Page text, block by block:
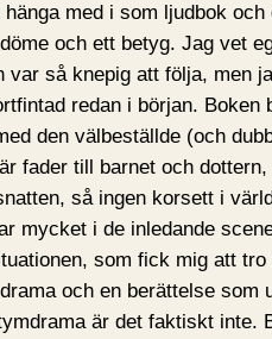
hänga med i som ljudbok
och ett betyg. Jag vet
var så knepig att följa, men
redan i början. Boken
den välbeställde (och
fader till barnet och
så ingen korsett i
mycket i de inledande
som fick mig att
och en berättelse som
är det faktiskt inte.